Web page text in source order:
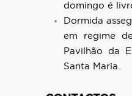
domingo é
Dormida
em regime
Pavilhão da
Santa Maria.